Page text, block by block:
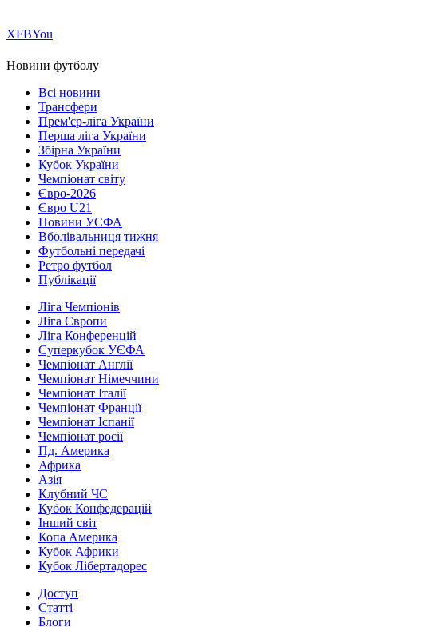
ХFBYou
Новини футболу
Всі новини
Трансфери
Прем'єр-ліга України
Перша ліга України
Збірна України
Кубок України
Чемпіонат світу
Євро-2026
Євро U21
Новини УЄФА
Вболівальниця тижня
Футбольні передачі
Ретро футбол
Публікації
Ліга Чемпіонів
Ліга Європи
Ліга Конференцій
Суперкубок УЄФА
Чемпіонат Англії
Чемпіонат Німеччини
Чемпіонат Італії
Чемпіонат Франції
Чемпіонат Іспанії
Чемпіонат росії
Пд. Америка
Африка
Азія
Клубний ЧС
Кубок Конфедерацій
Інший світ
Копа Америка
Кубок Африки
Кубок Лібертадорес
Доступ
Статті
Блоги